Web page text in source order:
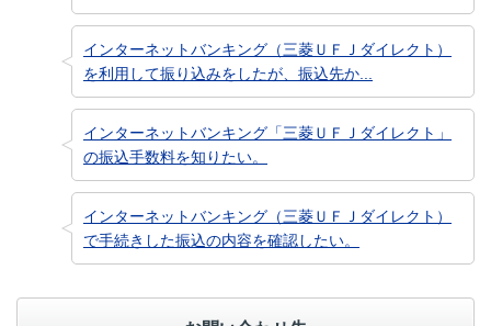
インターネットバンキング（三菱ＵＦＪダイレクト）
を利用して振り込みをしたが、振込先か...
インターネットバンキング「三菱ＵＦＪダイレクト」
の振込手数料を知りたい。
インターネットバンキング（三菱ＵＦＪダイレクト）
で手続きした振込の内容を確認したい。